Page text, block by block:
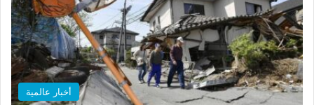
أخبار عالمية